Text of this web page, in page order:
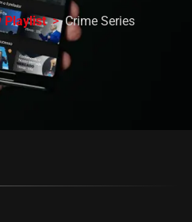
Playlist Crime Series